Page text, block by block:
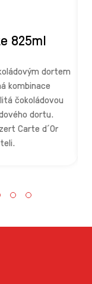
825ml
dortem
kombinace
čokoládovou
dortu.
Carte d´Or